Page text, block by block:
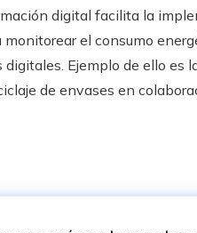
digital facilita la
el consumo
Ejemplo de ello es
de envases en